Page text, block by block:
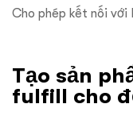
Cho phép kết nối với
Tạo sản
fulfill cho